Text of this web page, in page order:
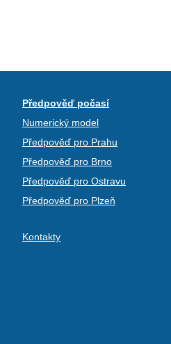
Předpověď počasí
Numerický model
Předpověď pro Prahu
Předpověď pro Brno
Předpověď pro Ostravu
Předpověď pro Plzeň
Kontakty